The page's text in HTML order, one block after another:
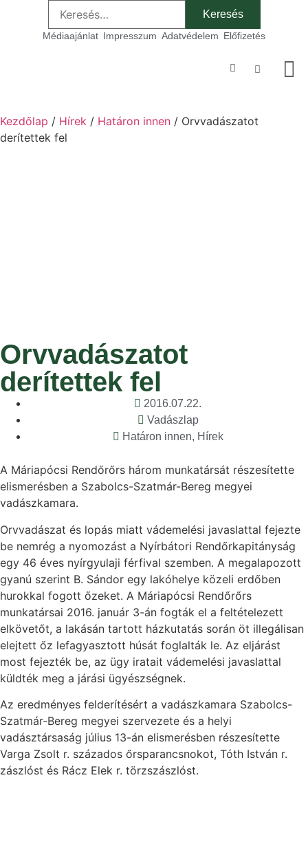
Médiaajánlat Impresszum Adatvédelem Előfizetés
Kezdőlap / Hírek / Határon innen / Orvvadászatot
derítettek fel
Orvvadászatot
derítettek fel
2016.07.22.
Vadászlap
Határon innen, Hírek
A Máriapócsi Rendőrőrs három munkatársát részesítette
elismerésben a Szabolcs-Szatmár-Bereg megyei
vadászkamara.
Orvvadászat és lopás miatt vádemelési javaslattal fejezte
be nemrég a nyomozást a Nyírbátori Rendőrkapitányság
egy 46 éves nyírgyulaji férfival szemben. A megalapozott
gyanú szerint B. Sándor egy lakóhelye közeli erdőben
hurokkal fogott őzeket. A Máriapócsi Rendőrőrs
munkatársai 2016. január 3-án fogták el a feltételezett
elkövetőt, a lakásán tartott házkutatás során öt illegálisan
elejtett őz lefagyasztott húsát foglalták le. Az eljárást
most fejezték be, az ügy iratait vádemelési javaslattal
küldték meg a járási ügyészségnek.
Az eredményes felderítésért a vadászkamara Szabolcs-
Szatmár-Bereg megyei szervezete és a helyi
vadásztársaság július 13-án elismerésben részesítette
Varga Zsolt r. százados őrsparancsnokot, Tóth István r.
zászlóst és Rácz Elek r. törzszászlóst.